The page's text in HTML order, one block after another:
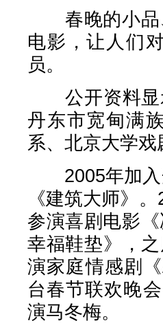
春晚的小品
电影，让人们
员。
公开资料显
丹东市宽甸满
系、北京大学
2005年加入
《建筑大师》
参演喜剧电影
幸福鞋垫》，
演家庭情感剧
台春节联欢晚
演马冬梅。